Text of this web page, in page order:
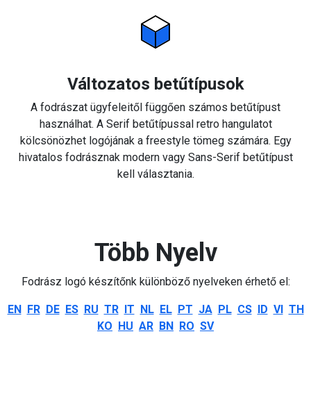
Változatos betűtípusok
A fodrászat ügyfeleitől függően számos betűtípust
használhat. A Serif betűtípussal retro hangulatot
kölcsönözhet logójának a freestyle tömeg számára. Egy
hivatalos fodrásznak modern vagy Sans-Serif betűtípust
kell választania.
Több Nyelv
Fodrász logó készítőnk különböző nyelveken érhető el:
EN FR DE ES RU TR IT NL EL PT JA PL CS ID VI TH
KO HU AR BN RO SV